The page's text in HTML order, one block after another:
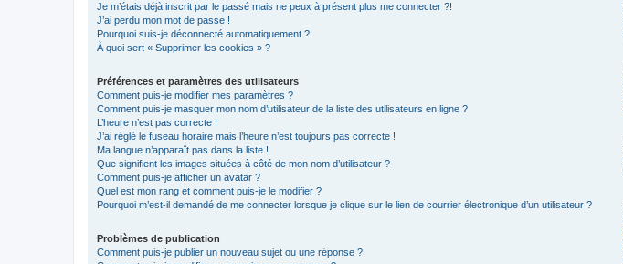
Je m’étais déjà inscrit par le passé mais ne peux à présent plus me connecter ?!
J’ai perdu mon mot de passe !
Pourquoi suis-je déconnecté automatiquement ?
À quoi sert « Supprimer les cookies » ?
Préférences et paramètres des utilisateurs
Comment puis-je modifier mes paramètres ?
Comment puis-je masquer mon nom d’utilisateur de la liste des utilisateurs en ligne ?
L’heure n’est pas correcte !
J’ai réglé le fuseau horaire mais l’heure n’est toujours pas correcte !
Ma langue n’apparaît pas dans la liste !
Que signifient les images situées à côté de mon nom d’utilisateur ?
Comment puis-je afficher un avatar ?
Quel est mon rang et comment puis-je le modifier ?
Pourquoi m’est-il demandé de me connecter lorsque je clique sur le lien de courrier électronique d’un utilisateur ?
Problèmes de publication
Comment puis-je publier un nouveau sujet ou une réponse ?